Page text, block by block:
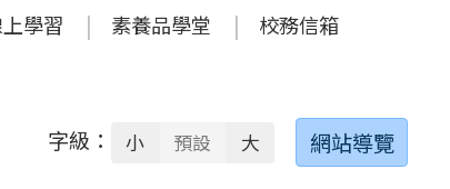
學習 素養品學堂 校務信箱
搜
字級： 小 預設 大 網站導覽